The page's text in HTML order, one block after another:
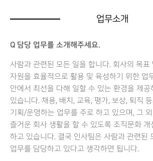
업무소개
Q 담당 업무를 소개해주세요.
사람과 관련된 모든 일을 합니다. 회사의 목표
자원을 효율적으로 활용 및 육성하기 위한 업
안에서 최선을 다해 일할 수 있는 환경을 제공
있습니다. 채용, 배치, 교육, 평가, 보상, 퇴직
기획/운영하는 업무를 주로 하고 있으며, 그 외
즐거운 회사 생활을 할 수 있도록 조직문화 개
하고 있습니다. 결국 인사팀은 사람과 관련된
업무를 담당하고 있다고 생각하면 됩니다.